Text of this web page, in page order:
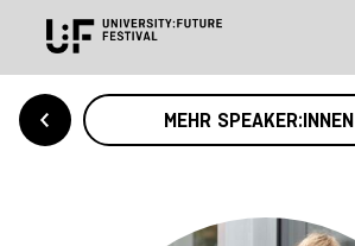
MEHR SPEAKER:INNEN